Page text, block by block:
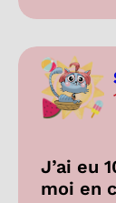
J’ai eu
moi en